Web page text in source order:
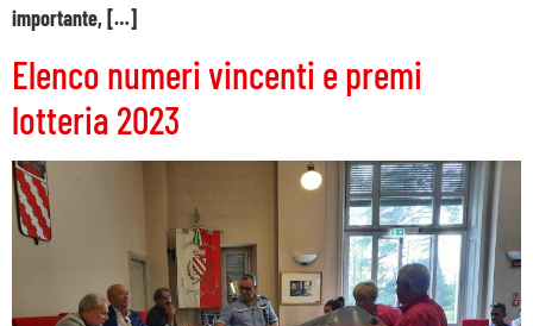
importante, […]
Elenco numeri vincenti e premi
lotteria 2023